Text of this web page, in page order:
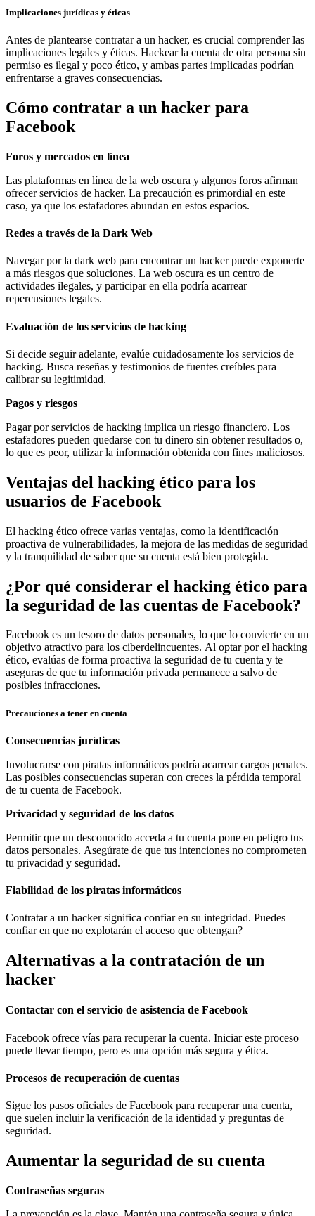
Implicaciones jurídicas y éticas
Antes de plantearse contratar a un hacker, es crucial comprender las
implicaciones legales y éticas. Hackear la cuenta de otra persona sin
permiso es ilegal y poco ético, y ambas partes implicadas podrían
enfrentarse a graves consecuencias.
Cómo contratar a un hacker para
Facebook
Foros y mercados en línea
Las plataformas en línea de la web oscura y algunos foros afirman
ofrecer servicios de hacker. La precaución es primordial en este
caso, ya que los estafadores abundan en estos espacios.
Redes a través de la Dark Web
Navegar por la dark web para encontrar un hacker puede exponerte
a más riesgos que soluciones. La web oscura es un centro de
actividades ilegales, y participar en ella podría acarrear
repercusiones legales.
Evaluación de los servicios de hacking
Si decide seguir adelante, evalúe cuidadosamente los servicios de
hacking. Busca reseñas y testimonios de fuentes creíbles para
calibrar su legitimidad.
Pagos y riesgos
Pagar por servicios de hacking implica un riesgo financiero. Los
estafadores pueden quedarse con tu dinero sin obtener resultados o,
lo que es peor, utilizar la información obtenida con fines maliciosos.
Ventajas del hacking ético para los
usuarios de Facebook
El hacking ético ofrece varias ventajas, como la identificación
proactiva de vulnerabilidades, la mejora de las medidas de seguridad
y la tranquilidad de saber que su cuenta está bien protegida.
¿Por qué considerar el hacking ético para
la seguridad de las cuentas de Facebook?
Facebook es un tesoro de datos personales, lo que lo convierte en un
objetivo atractivo para los ciberdelincuentes. Al optar por el hacking
ético, evalúas de forma proactiva la seguridad de tu cuenta y te
aseguras de que tu información privada permanece a salvo de
posibles infracciones.
Precauciones a tener en cuenta
Consecuencias jurídicas
Involucrarse con piratas informáticos podría acarrear cargos penales.
Las posibles consecuencias superan con creces la pérdida temporal
de tu cuenta de Facebook.
Privacidad y seguridad de los datos
Permitir que un desconocido acceda a tu cuenta pone en peligro tus
datos personales. Asegúrate de que tus intenciones no comprometen
tu privacidad y seguridad.
Fiabilidad de los piratas informáticos
Contratar a un hacker significa confiar en su integridad. Puedes
confiar en que no explotarán el acceso que obtengan?
Alternativas a la contratación de un
hacker
Contactar con el servicio de asistencia de Facebook
Facebook ofrece vías para recuperar la cuenta. Iniciar este proceso
puede llevar tiempo, pero es una opción más segura y ética.
Procesos de recuperación de cuentas
Sigue los pasos oficiales de Facebook para recuperar una cuenta,
que suelen incluir la verificación de la identidad y preguntas de
seguridad.
Aumentar la seguridad de su cuenta
Contraseñas seguras